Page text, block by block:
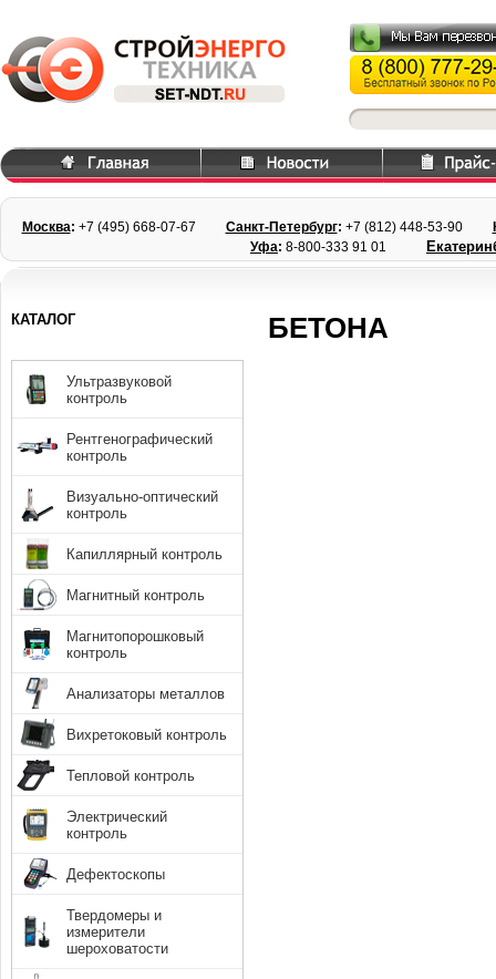
Москва: +7 (495) 668-07-67 Санкт-Петербург: +7 (812) 448-53-90
Уфа: 8-800-333 91 01
БЕТОНА
КАТАЛОГ
Ультразвуковой
контроль
Рентгенографический
контроль
Визуально-оптический
контроль
Капиллярный контроль
Магнитный контроль
Магнитопорошковый
контроль
Анализаторы металлов
Вихретоковый контроль
Тепловой контроль
Электрический
контроль
Дефектоскопы
Твердомеры и
измерители
шероховатости